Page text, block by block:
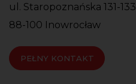
ul. Staropoznańska 131-133
88-100 Inowrocław
PEŁNY KONTAKT